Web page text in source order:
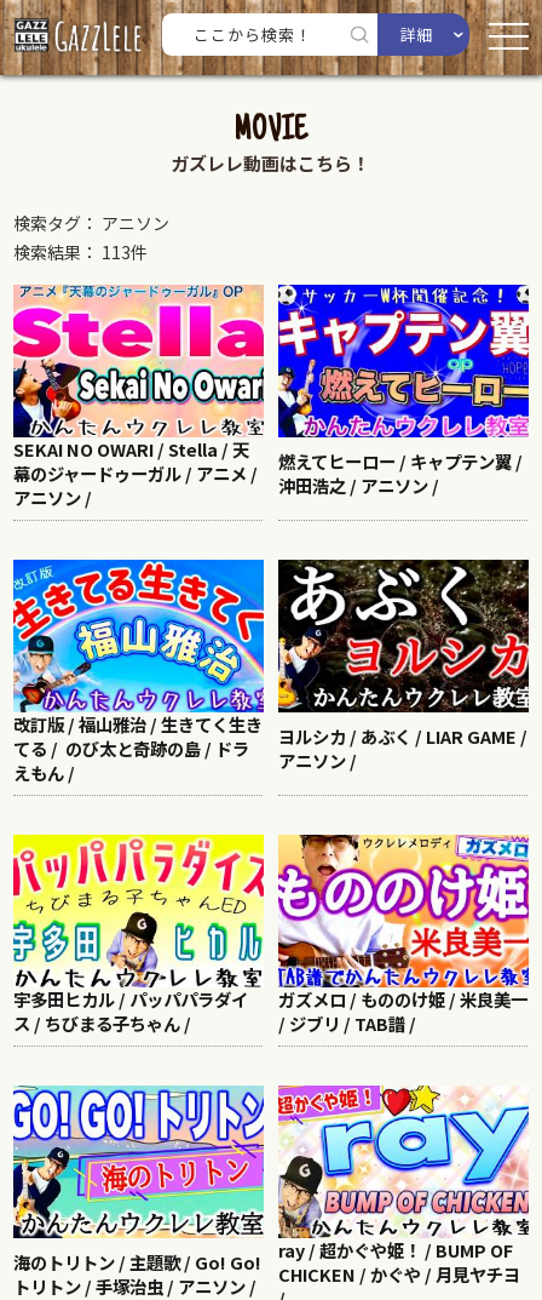
詳細
MOVIE
ガズレレ動画はこちら！
検索タグ： アニソン
検索結果： 113件
SEKAI NO OWARI / Stella / 天
幕のジャードゥーガル / アニメ /
アニソン /
燃えてヒーロー / キャプテン翼 /
沖田浩之 / アニソン /
改訂版 / 福山雅治 / 生きてく生き
てる / のび太と奇跡の島 / ドラ
えもん /
ヨルシカ / あぶく / LIAR GAME /
アニソン /
宇多田ヒカル / パッパパラダイ
ス / ちびまる子ちゃん /
ガズメロ / もののけ姫 / 米良美一
/ ジブリ / TAB譜 /
海のトリトン / 主題歌 / Go! Go!
トリトン / 手塚治虫 / アニソン /
ray / 超かぐや姫！ / BUMP OF
CHICKEN / かぐや / 月見ヤチヨ